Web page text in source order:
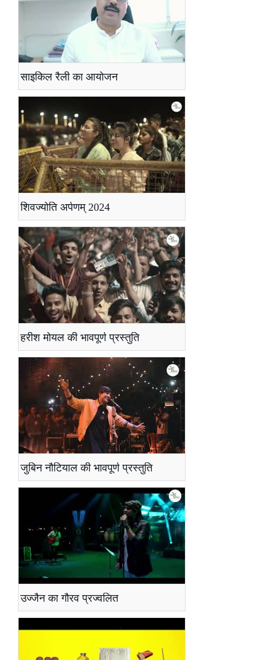
साइकिल रैली का आयोजन
शिवज्योति अर्पणम् 2024
हरीश मोयल की भावपूर्ण प्रस्तुति
जुबिन नौटियाल की भावपूर्ण प्रस्तुति
उज्जैन का गौरव प्रज्वलित